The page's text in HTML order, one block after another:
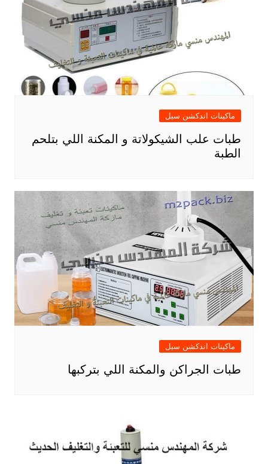
ماكينات اندكشن سيل
طبات علب الشيكولاتة و المكنة اللي بتلحم
الطبة
ماكينات اندكشن سيل
طبات الجراكن والمكنة اللي بتركبها